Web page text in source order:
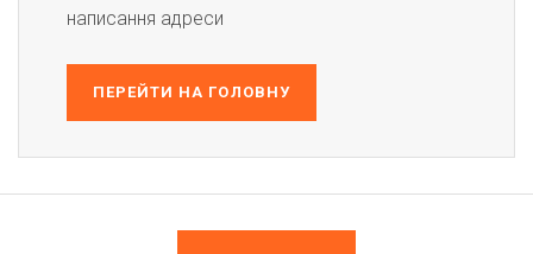
написання адреси
ПЕРЕЙТИ НА ГОЛОВНУ